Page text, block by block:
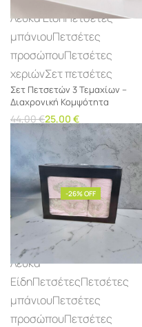
Λευκά ΕίδηΠετσέτες
μπάνιουΠετσέτες
προσώπουΠετσέτες
χεριώνΣετ πετσέτες
Σετ Πετσετών 3 Τεμαχίων –
Διαχρονική Κομψότητα
44,00€25,00 €
Προσθήκη στο καλάθι
-26% OFF
Λευκά
ΕίδηΠετσέτεςΠετσέτες
μπάνιουΠετσέτες
προσώπουΠετσέτες